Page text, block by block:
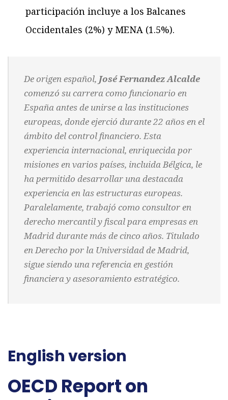
participación incluye a los Balcanes
Occidentales (2%) y MENA (1.5%).
De origen español, José Fernandez Alcalde
comenzó su carrera como funcionario en
España antes de unirse a las instituciones
europeas, donde ejerció durante 22 años en el
ámbito del control financiero. Esta
experiencia internacional, enriquecida por
misiones en varios países, incluida Bélgica, le
ha permitido desarrollar una destacada
experiencia en las estructuras europeas.
Paralelamente, trabajó como consultor en
derecho mercantil y fiscal para empresas en
Madrid durante más de cinco años. Titulado
en Derecho por la Universidad de Madrid,
sigue siendo una referencia en gestión
financiera y asesoramiento estratégico.
English version
OECD Report on